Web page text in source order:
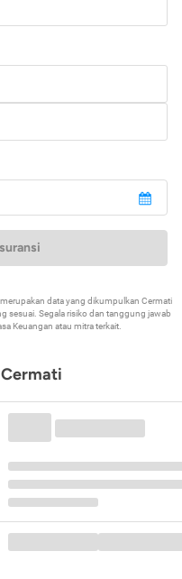
data yang dikumpulkan Cermati
Segala risiko dan tanggung jawab
Keuangan atau mitra terkait.